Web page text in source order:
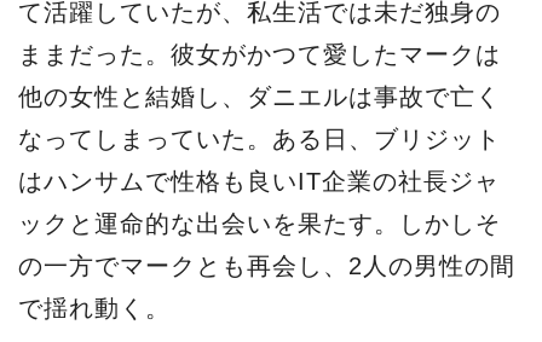
て活躍していたが、私生活では未だ独身の
ままだった。彼女がかつて愛したマークは
他の女性と結婚し、ダニエルは事故で亡く
なってしまっていた。ある日、ブリジット
はハンサムで性格も良いIT企業の社長ジャ
ックと運命的な出会いを果たす。しかしそ
の一方でマークとも再会し、2人の男性の間
で揺れ動く。